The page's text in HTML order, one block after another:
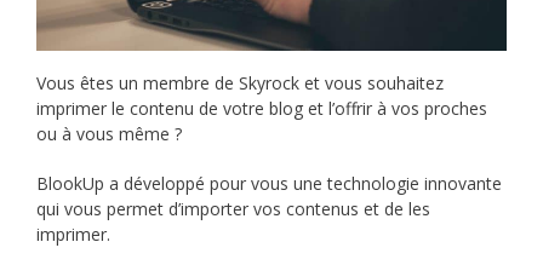
Vous êtes un membre de Skyrock et vous souhaitez
imprimer le contenu de votre blog et l’offrir à vos proches
ou à vous même ?
BlookUp a développé pour vous une technologie innovante
qui vous permet d’importer vos contenus et de les
imprimer.